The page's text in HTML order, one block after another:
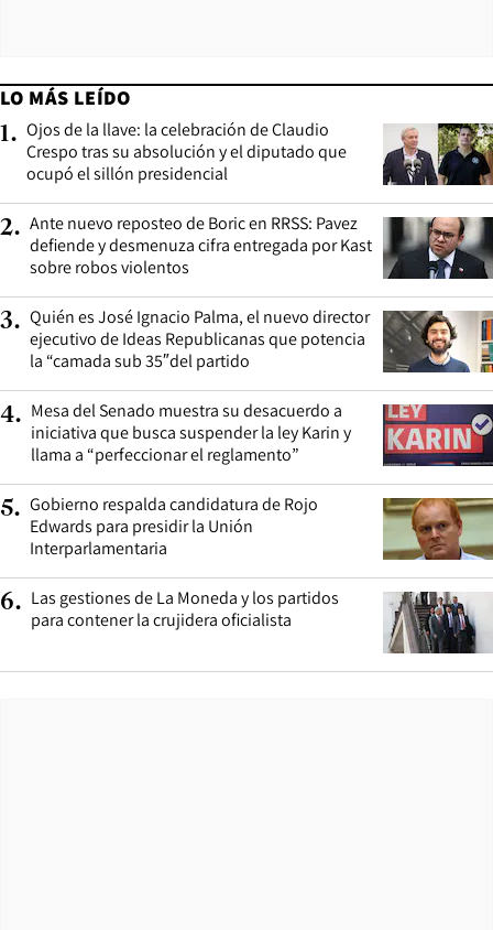
LO MÁS LEÍDO
1. Ojos de la llave: la celebración de Claudio
Crespo tras su absolución y el diputado que
ocupó el sillón presidencial
2. Ante nuevo reposteo de Boric en RRSS: Pavez
defiende y desmenuza cifra entregada por Kast
sobre robos violentos
3. Quién es José Ignacio Palma, el nuevo director
ejecutivo de Ideas Republicanas que potencia
la “camada sub 35″del partido
4. Mesa del Senado muestra su desacuerdo a
iniciativa que busca suspender la ley Karin y
llama a “perfeccionar el reglamento”
5. Gobierno respalda candidatura de Rojo
Edwards para presidir la Unión
Interparlamentaria
6. Las gestiones de La Moneda y los partidos
para contener la crujidera oficialista